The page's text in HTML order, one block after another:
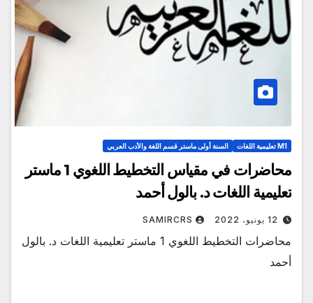
M1 تعليمية اللغات السنة أولى ماستر قسم اللغة والأدب العربي
محاضرات في مقياس التخطيط اللغوي 1 ماستر
تعليمية اللغات د. بالول أحمد
12 يونيو، 2022 SAMIRCRS
محاضرات التخطيط اللغوي 1 ماستر تعليمية اللغات د. بالول
أحمد